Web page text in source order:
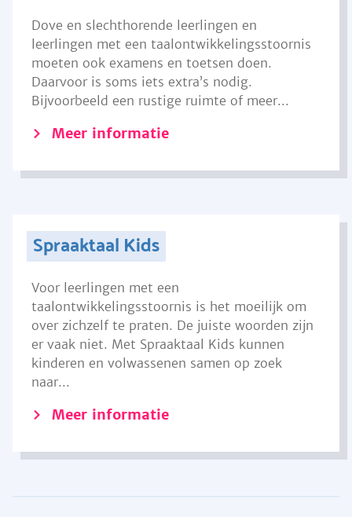
Dove en slechthorende leerlingen en
leerlingen met een taalontwikkelingsstoornis
moeten ook examens en toetsen doen.
Daarvoor is soms iets extra’s nodig.
Bijvoorbeeld een rustige ruimte of meer...
Meer informatie
Spraaktaal Kids
Voor leerlingen met een
taalontwikkelingsstoornis is het moeilijk om
over zichzelf te praten. De juiste woorden zijn
er vaak niet. Met Spraaktaal Kids kunnen
kinderen en volwassenen samen op zoek
naar...
Meer informatie